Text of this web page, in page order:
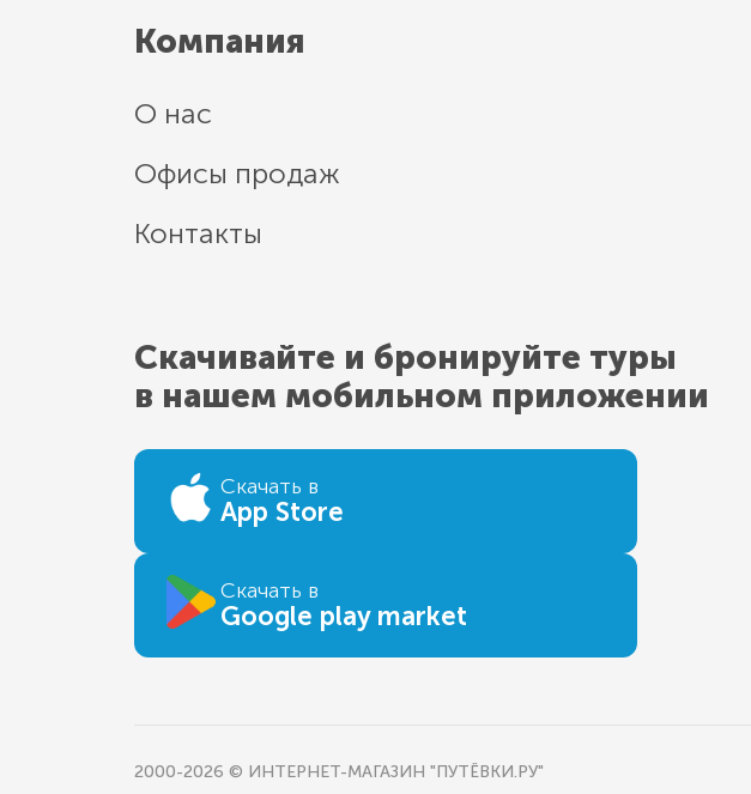
Компания
О нас
Офисы продаж
Контакты
Скачивайте и бронируйте туры
в нашем мобильном приложении
Скачать в
App Store
Скачать в
Google play market
2000-2026 © ИНТЕРНЕТ-МАГАЗИН "ПУТЁВКИ.РУ"